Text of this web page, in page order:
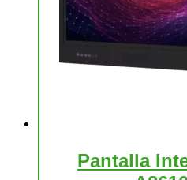
Pantalla